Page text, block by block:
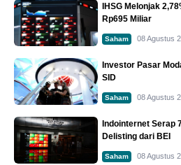
IHSG Melonjak
Rp695 Miliar
Saham 08 Agustus
Investor Pasar
SID
Saham 08 Agustus
Indointernet Serap
Delisting dari BEI
Saham 08 Agustus